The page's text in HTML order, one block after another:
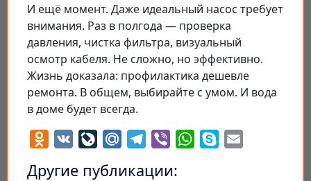
И ещё момент. Даже идеальный насос требует
внимания. Раз в полгода — проверка
давления, чистка фильтра, визуальный
осмотр кабеля. Не сложно, но эффективно.
Жизнь доказала: профилактика дешевле
ремонта. В общем, выбирайте с умом. И вода
в доме будет всегда.
Odnoklassniki
VK LiveJournal
Mail.RuTelegram
Viber WhatsApp
Skype
Другие публикации: